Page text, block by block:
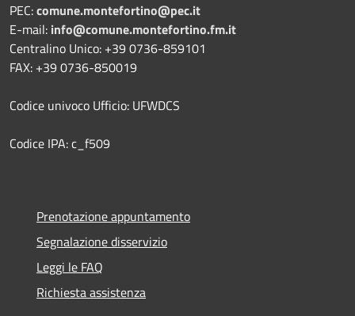
PEC:comune.montefortino@pec.it
E-mail: info@comune.montefortino.fm.it
Centralino Unico: +39 0736-859101
FAX: +39 0736-850019
Codice univoco Ufficio: UFWDCS
Codice IPA: c_f509
Prenotazione appuntamento
Segnalazione disservizio
Leggi le FAQ
Richiesta assistenza